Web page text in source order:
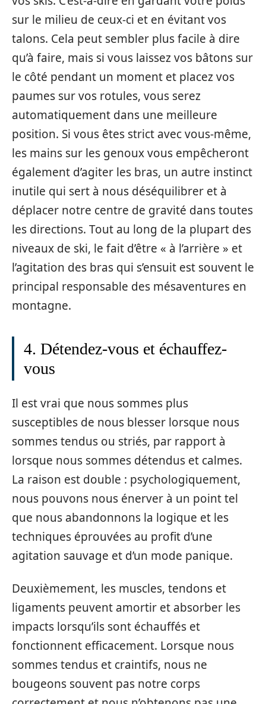
sur le milieu de ceux-ci et en évitant vos
talons. Cela peut sembler plus facile à dire
qu’à faire, mais si vous laissez vos bâtons sur
le côté pendant un moment et placez vos
paumes sur vos rotules, vous serez
automatiquement dans une meilleure
position. Si vous êtes strict avec vous-même,
les mains sur les genoux vous empêcheront
également d’agiter les bras, un autre instinct
inutile qui sert à nous déséquilibrer et à
déplacer notre centre de gravité dans toutes
les directions. Tout au long de la plupart des
niveaux de ski, le fait d’être « à l’arrière » et
l’agitation des bras qui s’ensuit est souvent le
principal responsable des mésaventures en
montagne.
4. Détendez-vous et échauffez-
vous
Il est vrai que nous sommes plus
susceptibles de nous blesser lorsque nous
sommes tendus ou striés, par rapport à
lorsque nous sommes détendus et calmes.
La raison est double : psychologiquement,
nous pouvons nous énerver à un point tel
que nous abandonnons la logique et les
techniques éprouvées au profit d’une
agitation sauvage et d’un mode panique.
Deuxièmement, les muscles, tendons et
ligaments peuvent amortir et absorber les
impacts lorsqu’ils sont échauffés et
fonctionnent efficacement. Lorsque nous
sommes tendus et craintifs, nous ne
bougeons souvent pas notre corps